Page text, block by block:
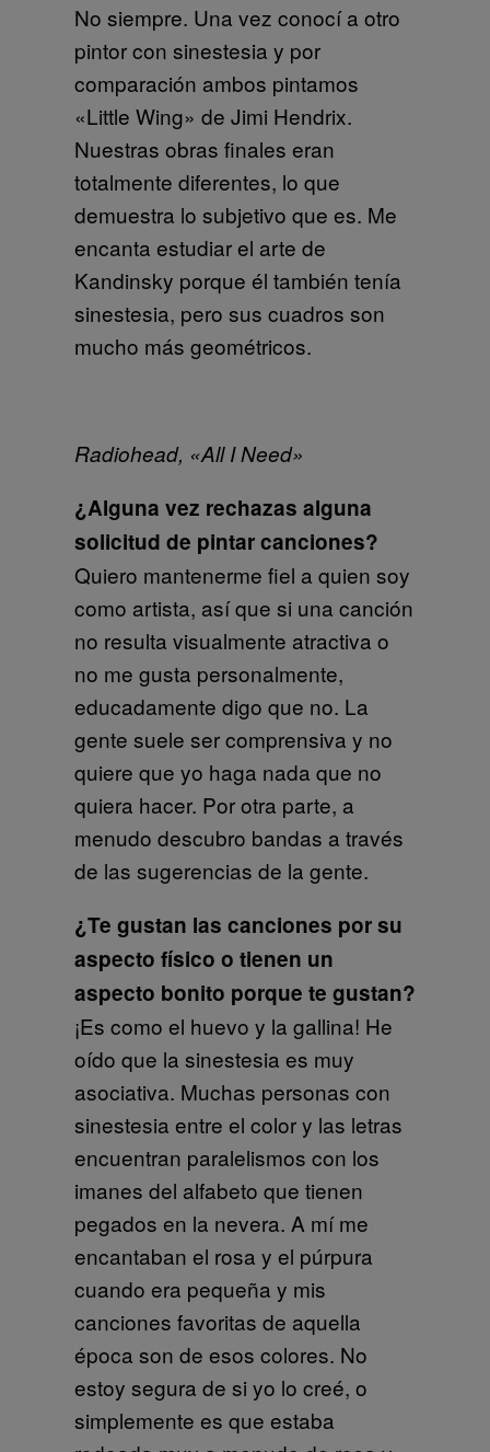
No siempre. Una vez conocí a otro
pintor con sinestesia y por
comparación ambos pintamos
«Little Wing» de Jimi Hendrix.
Nuestras obras finales eran
totalmente diferentes, lo que
demuestra lo subjetivo que es. Me
encanta estudiar el arte de
Kandinsky porque él también tenía
sinestesia, pero sus cuadros son
mucho más geométricos.
Radiohead, «All I Need»
¿Alguna vez rechazas alguna
solicitud de pintar canciones?
Quiero mantenerme fiel a quien soy
como artista, así que si una canción
no resulta visualmente atractiva o
no me gusta personalmente,
educadamente digo que no. La
gente suele ser comprensiva y no
quiere que yo haga nada que no
quiera hacer. Por otra parte, a
menudo descubro bandas a través
de las sugerencias de la gente.
¿Te gustan las canciones por su
aspecto físico o tienen un
aspecto bonito porque te gustan?
¡Es como el huevo y la gallina! He
oído que la sinestesia es muy
asociativa. Muchas personas con
sinestesia entre el color y las letras
encuentran paralelismos con los
imanes del alfabeto que tienen
pegados en la nevera. A mí me
encantaban el rosa y el púrpura
cuando era pequeña y mis
canciones favoritas de aquella
época son de esos colores. No
estoy segura de si yo lo creé, o
simplemente es que estaba